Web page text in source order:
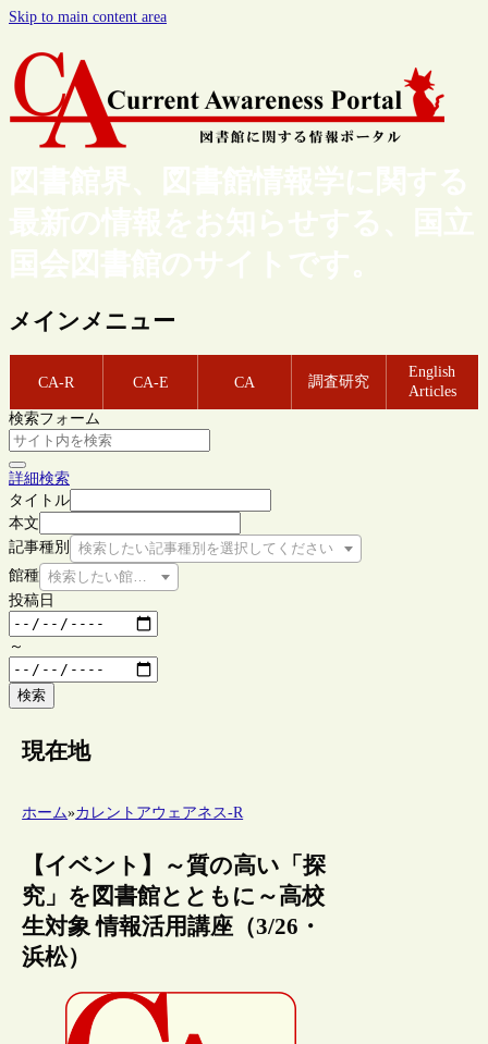
Skip to main content area
図書館界、図書館情報学に関する
最新の情報をお知らせする、国立
国会図書館のサイトです。
メインメニュー
CA-R CA-E CA 調査研究
English
Articles
検索フォーム
詳細検索
タイトル
本文
記事種別
検索したい記事種別を選択してください
館種 検索したい館種を選択してください
投稿日
～
検索
現在地
ホーム»カレントアウェアネス-R
【イベント】～質の高い「探
究」を図書館とともに～高校
生対象 情報活用講座（3/26・
浜松）